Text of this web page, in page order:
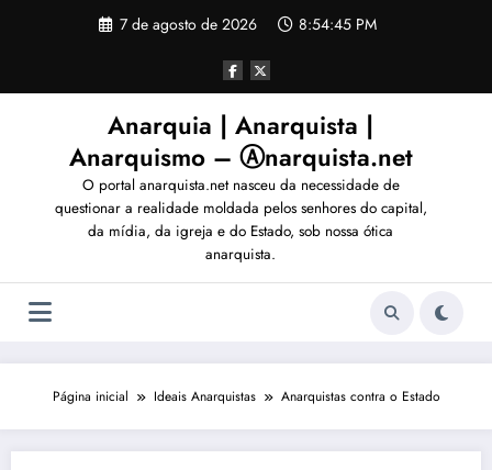
7 de agosto de 2026 8:54:46 PM
Anarquia | Anarquista |
Anarquismo – Ⓐnarquista.net
O portal anarquista.net nasceu da necessidade de
questionar a realidade moldada pelos senhores do capital,
da mídia, da igreja e do Estado, sob nossa ótica
anarquista.
Página inicial Ideais Anarquistas Anarquistas contra o Estado